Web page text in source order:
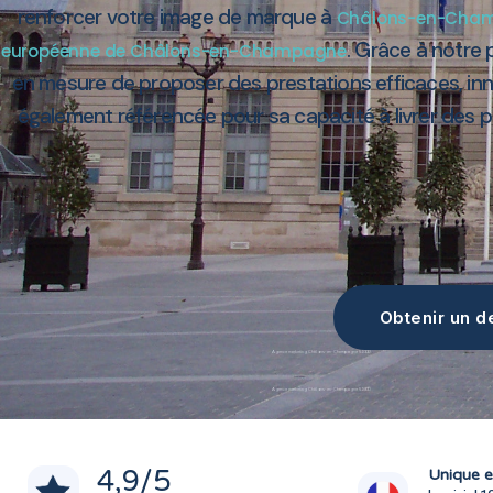
renforcer votre image de marque à Châlons-en-
européenne de Châlons-en-Champagne. Grâce à notre
en mesure de proposer des prestations efficaces,
également référencée pour sa capacité à livrer des
Obtenir un
Agence marketing Châlons-en-Champagne 51000
Agence marketing Châlons-en-Champagne 51000
4,9/5 Unique